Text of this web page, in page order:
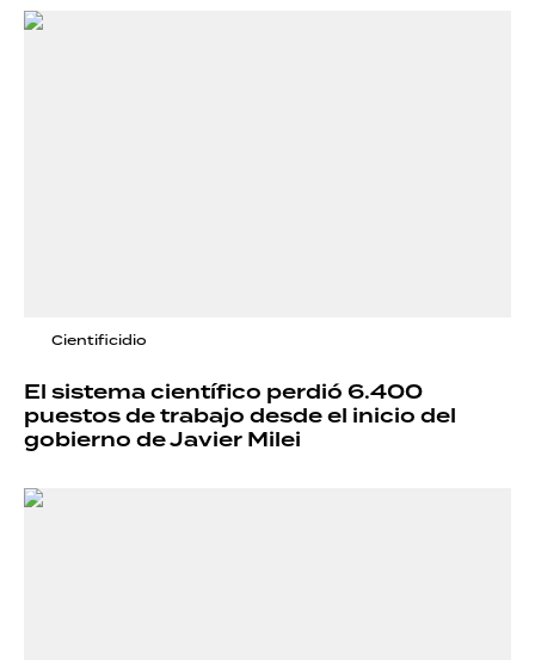
Cientificidio
El sistema científico perdió 6.400
puestos de trabajo desde el inicio del
gobierno de Javier Milei